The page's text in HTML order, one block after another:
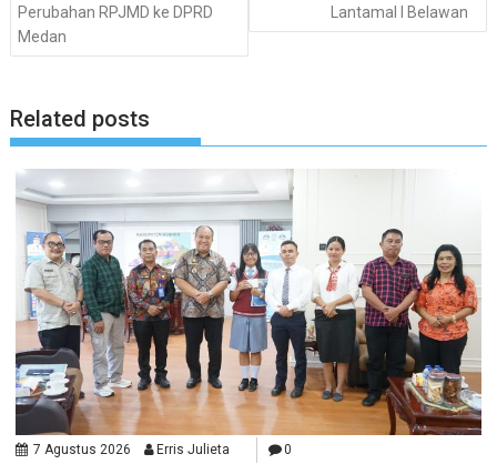
Perubahan RPJMD ke DPRD
Medan
Lantamal I Belawan
Related posts
7 Agustus 2026 Erris Julieta 0